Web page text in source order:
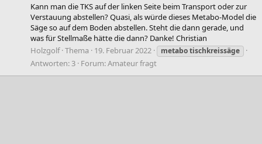
Kann man die TKS auf der linken Seite beim Transport oder zur
Verstauung abstellen? Quasi, als würde dieses Metabo-Model die
Säge so auf dem Boden abstellen. Steht die dann gerade, und
was für Stellmaße hätte die dann? Danke! Christian
Holzgolf Thema 19. Februar 2022 metabotischkreissäge
Antworten: 3 Forum:Amateur fragt